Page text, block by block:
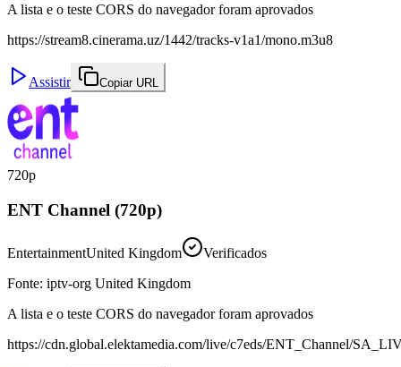
A lista e o teste CORS do navegador foram aprovados
https://stream8.cinerama.uz/1442/tracks-v1a1/mono.m3u8
Assistir Copiar URL
720p
ENT Channel (720p)
EntertainmentUnited Kingdom
Verificados
Fonte: iptv-org United Kingdom
A lista e o teste CORS do navegador foram aprovados
https://cdn.global.elektamedia.com/live/c7eds/ENT_Channel/